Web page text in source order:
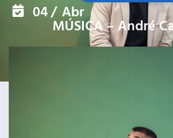
04/ Abr
MÚSICA – André